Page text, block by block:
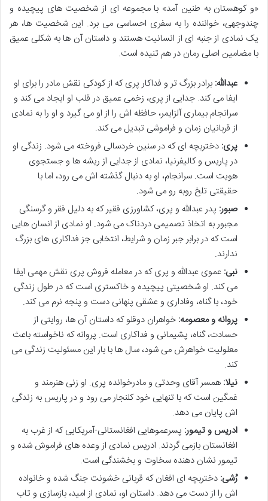
«و کوهستان به طنین آمد» با مجموعه ای از شخصیت های پیچیده و
چندوجهی، خواننده را به سفری احساسی می برد. این شخصیت ها، هر
یک نمادی از جنبه ای از انسانیت هستند و داستان آن ها به شکلی عمیق
با مضامین اصلی رمان در هم تنیده است.
عبدالله: برادر بزرگ تر و فداکار پری که از کودکی نقش مادر را برای او
ایفا می کند. جدایی از پری، زخمی عمیق در قلب او ایجاد می کند و
سرانجام بیماری آلزایمر، حافظه اش را از او می گیرد و او را به نمادی
از قربانیان زمان و فراموشی تبدیل می کند.
پری: دختربچه ای که در سنین خردسالی فروخته می شود. زندگی او
در پاریس و کالیفرنیا، نمادی از جدایی از ریشه ها و جستجوی
هویت است. سرانجام، او به دنبال گذشته اش می رود، اما با
حقیقتی تلخ روبه رو می شود.
صبور: پدر عبدالله و پری، کشاورزی فقیر که به دلیل فقر و گرسنگی
مجبور به اتخاذ تصمیمی دردناک می شود. او نمادی از انسان هایی
است که در برابر جبر زمان و شرایط، انتخابی جز فداکاری های بزرگ
ندارند.
نبی: عموی عبدالله و پری که در معامله فروش پری نقش مهمی ایفا
می کند. او شخصیتی پیچیده و خاکستری است که در طول زندگی
خود، با گناه، وفاداری و عشقی پنهانی دست و پنجه نرم می کند.
پروانه و معصومه: خواهران دوقلو که داستان آن ها، روایتی از
حسادت، گناه، پشیمانی و فداکاری است. پروانه که ناخواسته باعث
معلولیت خواهرش می شود، سال ها با بار این مسئولیت زندگی می
کند.
نیلا: همسر آقای وحدتی و مادرخوانده پری. او زنی هنرمند و
غمگین است که با تنهایی خود کلنجار می رود و در پاریس به زندگی
اش پایان می دهد.
ادریس و تیمور: پسرعموهایی افغانستانی-آمریکایی که از غرب به
افغانستان بازمی گردند. ادریس نمادی از وعده های فراموش شده و
تیمور نشان دهنده سخاوت و بخشندگی است.
رُشی: دختربچه ای افغان که قربانی خشونت جنگ شده و خانواده
اش را از دست می دهد. داستان او، نمادی از امید، بازسازی و تاب